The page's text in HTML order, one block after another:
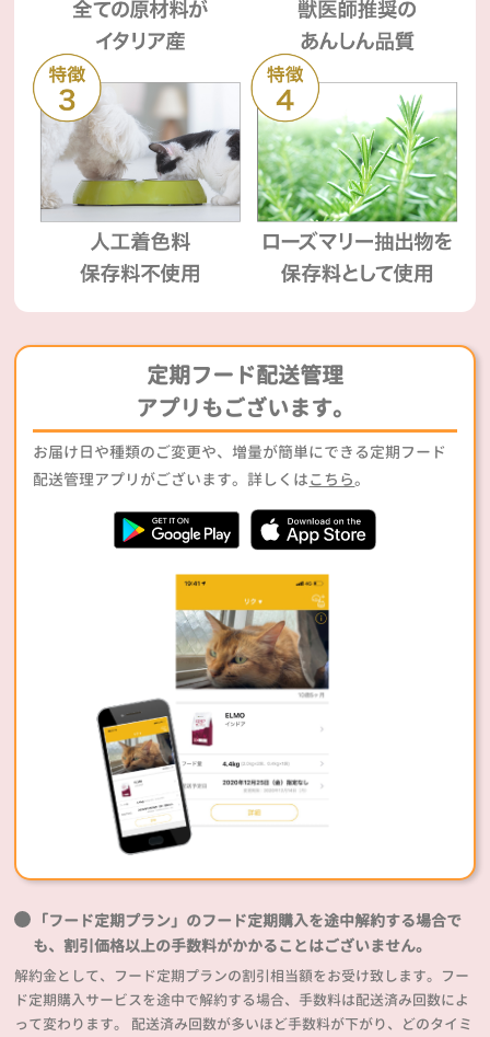
定期フード配送管理
アプリもございます。
お届け日や種類のご変更や、増量が簡単にできる定期フード
配送管理アプリがございます。詳しくはこちら。
「フード定期プラン」のフード定期購入を途中解約する場合で
も、割引価格以上の手数料がかかることはございません。
解約金として、フード定期プランの割引相当額をお受け致します。フー
ド定期購入サービスを途中で解約する場合、手数料は配送済み回数によ
って変わります。 配送済み回数が多いほど手数料が下がり、どのタイミ